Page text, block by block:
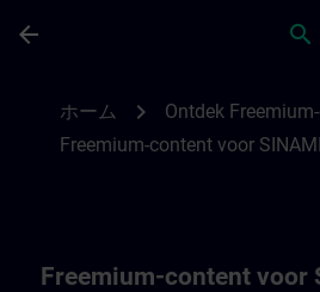
arrow_back search
ホーム chevron_right Ontdek
Freemium-content voor
Freemium-content voor